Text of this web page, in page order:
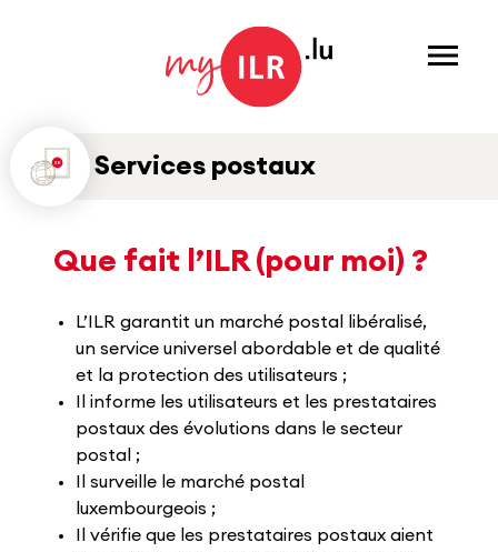
Menu
Services postaux
Que fait l’ILR (pour moi) ?
L’ILR garantit un marché postal libéralisé,
un service universel abordable et de qualité
et la protection des utilisateurs ;
Il informe les utilisateurs et les prestataires
postaux des évolutions dans le secteur
postal ;
Il surveille le marché postal
luxembourgeois ;
Il vérifie que les prestataires postaux aient